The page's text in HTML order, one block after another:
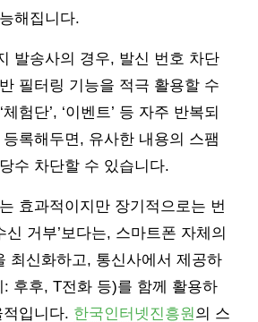
해집니다.
발송사의 경우, 발신 번호 차단
필터링 기능을 적극 활용할 수
체험단’, ‘이벤트’ 등 자주 반복되
록해두면, 유사한 내용의 스팸
수 차단할 수 있습니다.
효과적이지만 장기적으로는 번
신 거부’보다는, 스마트폰 자체의
최신화하고, 통신사에서 제공하
후후, T전화 등)를 함께 활용하
입니다. 한국인터넷진흥원 의 스